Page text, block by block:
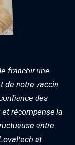
franchir une
de notre vaccin
des
récompense la
entre
Lovaltech et